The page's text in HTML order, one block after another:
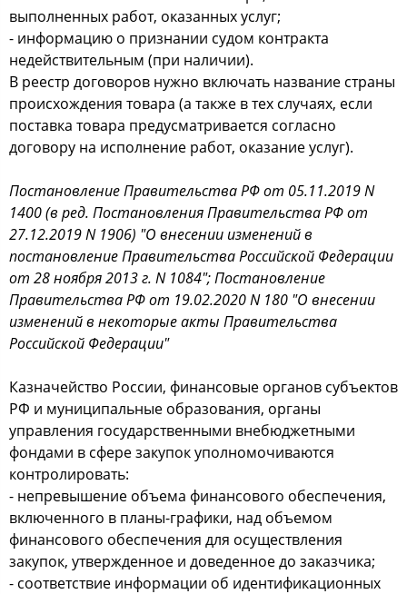
выполненных работ, оказанных услуг;
- информацию о признании судом контракта
недействительным (при наличии).
В реестр договоров нужно включать название страны
происхождения товара (а также в тех случаях, если
поставка товара предусматривается согласно
договору на исполнение работ, оказание услуг).
Постановление Правительства РФ от 05.11.2019 N
1400 (в ред. Постановления Правительства РФ от
27.12.2019 N 1906) "О внесении изменений в
постановление Правительства Российской Федерации
от 28 ноября 2013 г. N 1084"; Постановление
Правительства РФ от 19.02.2020 N 180 "О внесении
изменений в некоторые акты Правительства
Российской Федерации"
Казначейство России, финансовые органов субъектов
РФ и муниципальные образования, органы
управления государственными внебюджетными
фондами в сфере закупок уполномочиваются
контролировать:
- непревышение объема финансового обеспечения,
включенного в планы-графики, над объемом
финансового обеспечения для осуществления
закупок, утвержденное и доведенное до заказчика;
- соответствие информации об идентификационных